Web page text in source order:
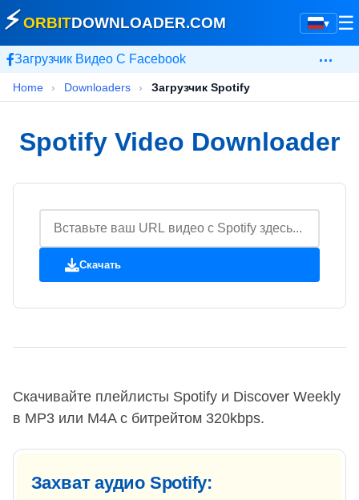
▾
⚡ORBITDOWNLOADER.COM ☰
Загрузчик Видео С Facebook …
Home › Downloaders › Загрузчик Spotify
Spotify Video Downloader
Скачать
Скачивайте плейлисты Spotify и Discover Weekly
в MP3 или M4A с битрейтом 320kbps.
Захват аудио Spotify: